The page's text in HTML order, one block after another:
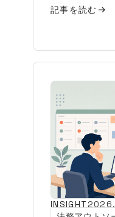
記事を読む
INSIGHT